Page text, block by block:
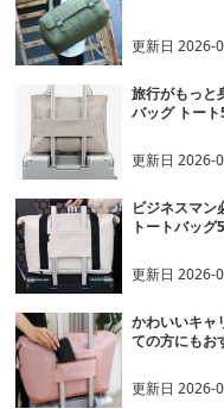
更新日2026-
旅行がもっと
バッグ トー
更新日2026-
ビジネスマン
トートバッグ
更新日2026-
かわいいキャ
ての方にもお
更新日2026-